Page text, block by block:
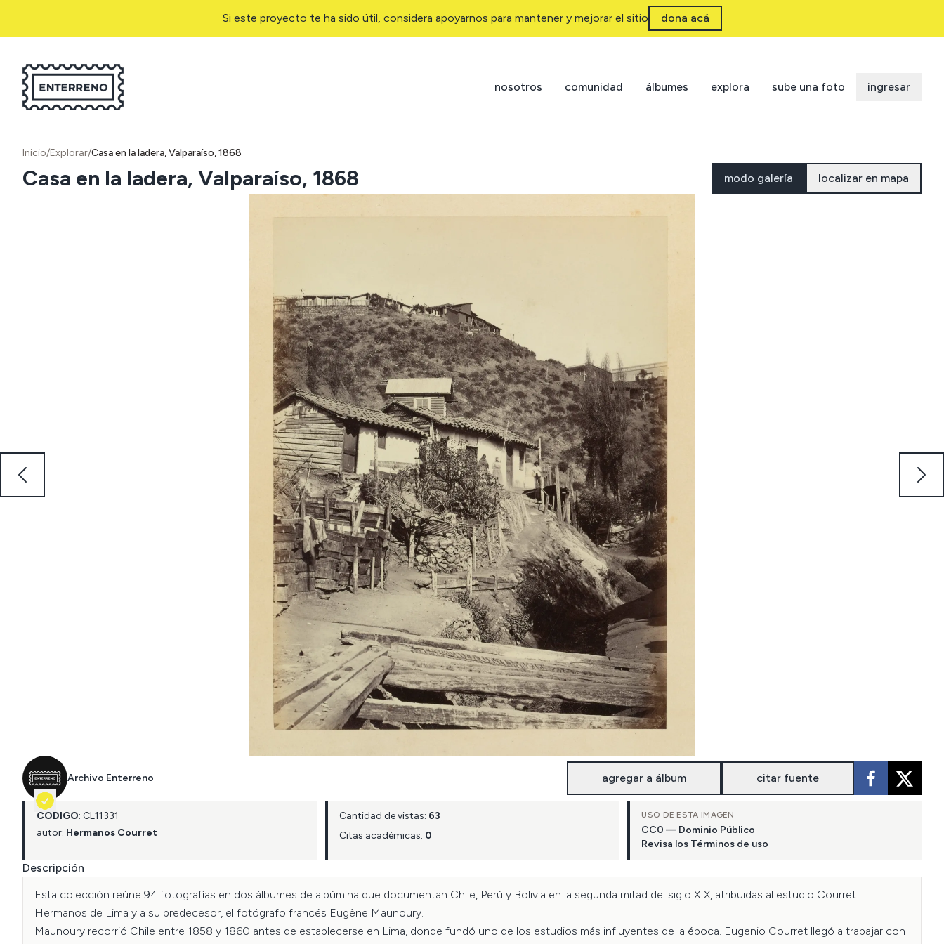
Si este proyecto te ha sido útil, considera apoyarnos para mantener y mejorar el sitio dona acá
nosotros comunidad álbumes explora sube una foto ingresar
Inicio/Explorar/Casa en la ladera, Valparaíso, 1868
Casa en la ladera, Valparaíso, 1868 modo galería localizar en mapa
Archivo Enterreno agregar a álbum citar fuente
CÓDIGO: CL11331
autor: Hermanos Courret
Cantidad de vistas: 63
Citas académicas: 0
USO DE ESTA IMAGEN
CC0 — Dominio Público
Revisa los Términos de uso
Descripción
Esta colección reúne 94 fotografías en dos álbumes de albúmina que documentan Chile, Perú y Bolivia en la segunda mitad del siglo XIX, atribuidas al estudio Courret
Hermanos de Lima y a su predecesor, el fotógrafo francés Eugène Maunoury.
Maunoury recorrió Chile entre 1858 y 1860 antes de establecerse en Lima, donde fundó uno de los estudios más influyentes de la época. Eugenio Courret llegó a trabajar con